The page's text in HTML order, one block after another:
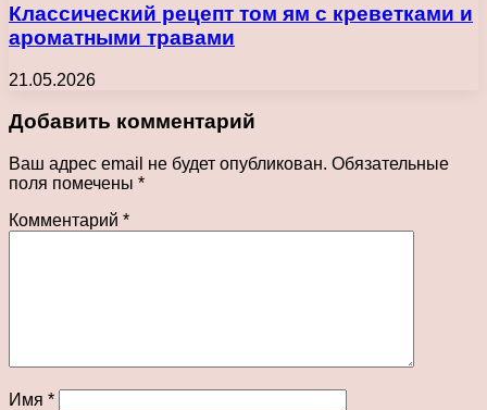
Классический рецепт том ям с креветками и
ароматными травами
21.05.2026
Добавить комментарий
Ваш адрес email не будет опубликован. Обязательные
поля помечены *
Комментарий *
Имя *